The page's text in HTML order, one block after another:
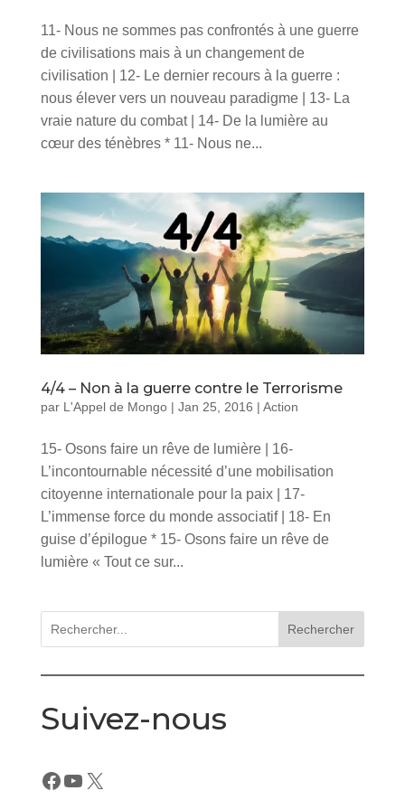
11- Nous ne sommes pas confrontés à une guerre
de civilisations mais à un changement de
civilisation | 12- Le dernier recours à la guerre :
nous élever vers un nouveau paradigme | 13- La
vraie nature du combat | 14- De la lumière au
cœur des ténèbres * 11- Nous ne...
4/4 – Non à la guerre contre le Terrorisme
par L'Appel de Mongo| Jan 25, 2016 | Action
15- Osons faire un rêve de lumière | 16-
L’incontournable nécessité d’une mobilisation
citoyenne internationale pour la paix | 17-
L’immense force du monde associatif | 18- En
guise d’épilogue * 15- Osons faire un rêve de
lumière « Tout ce sur...
Rechercher
Suivez-nous
Facebook
YouTube
X